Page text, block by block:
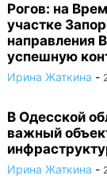
Рогов: на
участке
направления
успешную
Ирина Жаткина -
В Одесской
важный
Ирина Жаткина -